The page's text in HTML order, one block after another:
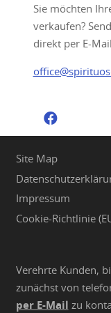
Sie möchten
verkaufen?
direkt per E-
Site Map
Impressum
Cookie-Richtlinie
Verehrte Kunden,
zunächst von
per E-Mail zu